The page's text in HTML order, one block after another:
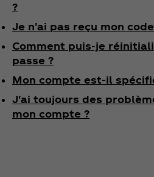
?
Je n'ai pas reçu mon
Comment puis-je
passe ?
Mon compte est-il
J'ai toujours des
mon compte ?